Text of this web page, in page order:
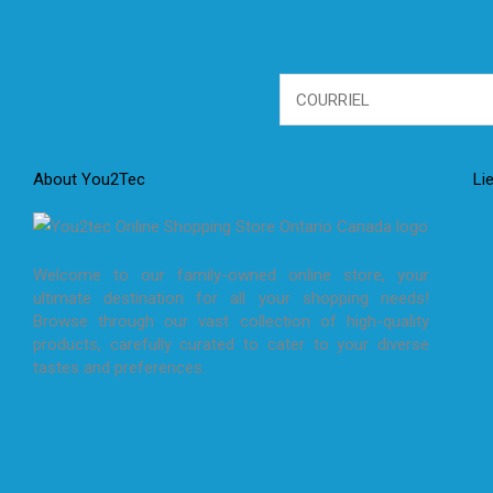
About You2Tec
Welcome to our family-owned online store, your
ultimate destination for all your shopping needs!
Browse through our vast collection of high-quality
products, carefully curated to cater to your diverse
tastes and preferences.